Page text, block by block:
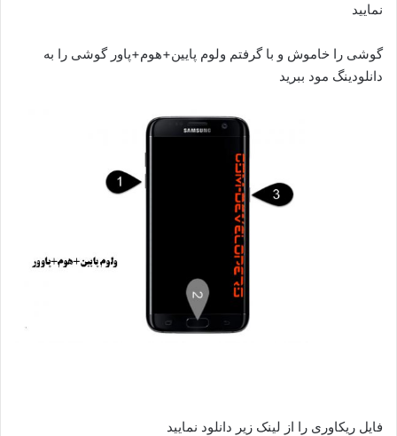
نمایید
گوشی را خاموش و با گرفتم ولوم پایین+هوم+پاور گوشی را به
دانلودینگ مود ببرید
فایل ریکاوری را از لینک زیر دانلود نمایید